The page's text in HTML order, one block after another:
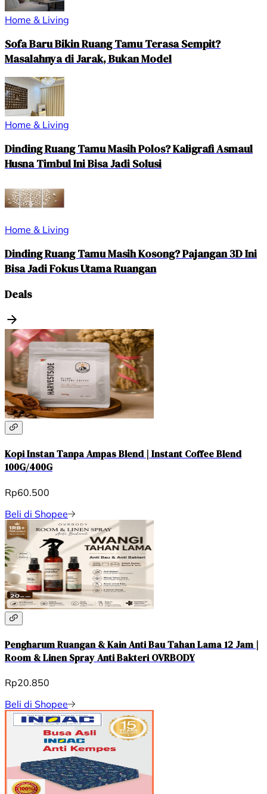
Home & Living
Sofa Baru Bikin Ruang Tamu Terasa Sempit?
Masalahnya di Jarak, Bukan Model
Home & Living
Dinding Ruang Tamu Masih Polos? Kaligrafi Asmaul
Husna Timbul Ini Bisa Jadi Solusi
Home & Living
Dinding Ruang Tamu Masih Kosong? Pajangan 3D Ini
Bisa Jadi Fokus Utama Ruangan
Deals
Kopi Instan Tanpa Ampas Blend | Instant Coffee Blend
100G/400G
Rp60.500
Beli di Shopee
Pengharum Ruangan & Kain Anti Bau Tahan Lama 12 Jam |
Room & Linen Spray Anti Bakteri OVRBODY
Rp20.850
Beli di Shopee